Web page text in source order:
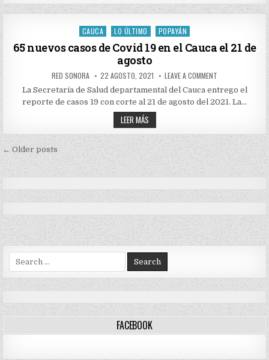
EL
EL
CASOS
DE
19
EN
EL
CAUCA
EL
22
DE
AGOSTO
Posted
CAUCA LO ÚLTIMO POPAYÁN
65 nuevos casos de Covid 19 en el Cauca el 21 de
agosto
AUTHOR:
RED SONORA PUBLISHED
DATE:
22 AGOSTO, 2021 LEAVE A COMMENT
NUEVOS
CASOS
DE
EL
La Secretaría de Salud departamental del Cauca entrego el
reporte de casos 19 con corte al 21 de agosto del 2021. La…
LEER MÁS65
NUEVOS
CASOS
EL
DE
AGOSTO
Navegación
entradas
← Older posts
Search
for:
FACEBOOK